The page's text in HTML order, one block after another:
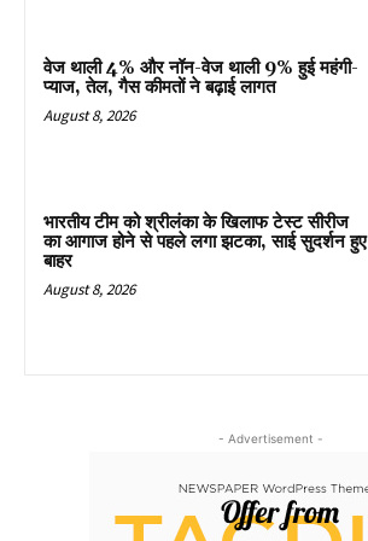
वेज थाली 4% और नॉन-वेज थाली 9% हुई महंगी-
प्याज, तेल, गैस कीमतों ने बढ़ाई लागत
August 8, 2026
भारतीय टीम को श्रीलंका के खिलाफ टेस्ट सीरीज
का आगाज होने से पहले लगा झटका, साई सुदर्शन हुए
बाहर
August 8, 2026
- Advertisement -